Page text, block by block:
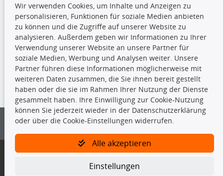
TecDoc Inside
Die hier angezeigten Daten insbesondere die gesamte Datenbank dürfen
nicht kopiert werden.
Es ist zu unterlassen, die Daten oder die gesamte Datenbank ohne
vorherige Zustimmung von TecDoc zu vervielfältigen, zu verbreiten
und/oder diese Handlungen durch Dritte ausführen zu lassen. Ein
Bitte prüfen Sie, ob das über unseren Onlineshop identifizierte Ersatzteil
Gegebenenfalls sind ergänzende Informationen notwendig, um
Wir verwenden Cookies, um Inhalte und Anzeigen zu
personalisieren, Funktionen für soziale Medien anbieten
zu können und die Zugriffe auf unserer Website zu
analysieren. Außerdem geben wir Informationen zu Ihrer
Verwendung unserer Website an unsere Partner für
soziale Medien, Werbung und Analysen weiter. Unsere
Partner führen diese Informationen möglicherweise mit
weiteren Daten zusammen, die Sie ihnen bereit gestellt
haben oder die sie im Rahmen Ihrer Nutzung der Dienste
gesammelt haben. Ihre Einwilligung zur Cookie-Nutzung
können Sie jederzeit wieder in der Datenschutzerklärung
oder über die Cookie-Einstellungen widerrufen.
Alle akzeptieren
Einstellungen